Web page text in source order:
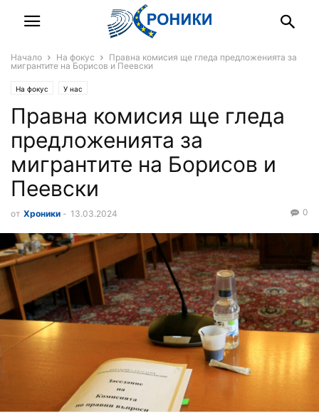
Начало На фокус
Правна комисия ще гледа предложенията за
мигрантите на Борисов и Пеевски
На фокус У нас
Правна комисия ще гледа
предложенията за
мигрантите на Борисов и
Пеевски
от Хроники - 13.03.2024 0